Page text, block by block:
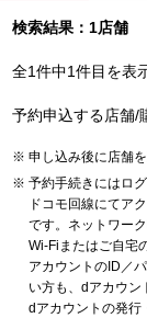
検索結果：1店舗
全1件中1件目を表
予約申込する店舗/
申し込み後に店舗
予約手続きにはロ
ドコモ回線にてア
です。ネットワー
Wi-Fiまたはご自宅
アカウントのID／
い方も、dアカウン
dアカウントの発行